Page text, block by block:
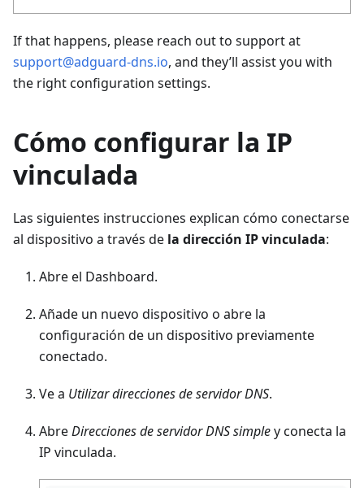
If that happens, please reach out to support at
support@adguard-dns.io, and they’ll assist you with
the right configuration settings.
Cómo configurar la IP
vinculada
Las siguientes instrucciones explican cómo conectarse
al dispositivo a través de la dirección IP vinculada:
Abre el Dashboard.
Añade un nuevo dispositivo o abre la
configuración de un dispositivo previamente
conectado.
Ve a Utilizar direcciones de servidor DNS.
AbreDirecciones de servidor DNS simpley conecta la
IP vinculada.